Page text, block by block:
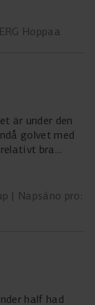
Hoppaa
är under den
golvet med
bra
Napsáno pro:
half had